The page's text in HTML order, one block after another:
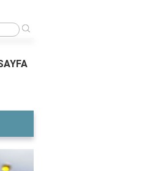
Ocağı neden kaldırıldı?